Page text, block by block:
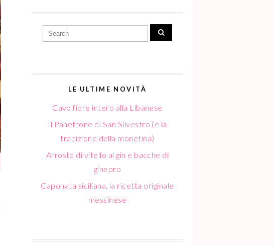
LE ULTIME NOVITÀ
Cavolfiore intero alla Libanese
Il Panettone di San Silvestro (e la
tradizione della monetina)
Arrosto di vitello al gin e bacche di
ginepro
Caponata siciliana, la ricetta originale
messinese